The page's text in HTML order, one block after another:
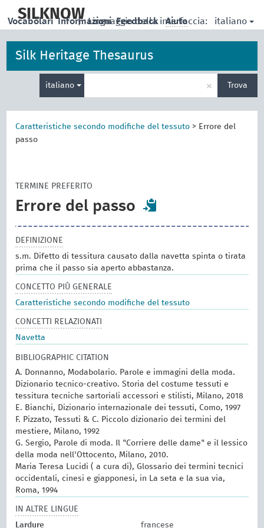
main
SILKNOW
| Linguaggio della interfaccia: italiano
Vocabolari Informazioni Feedback Aiuto
Silk Heritage Thesaurus
italiano
per
la
× Trova
Caratteristiche secondo modifiche del tessuto > Errore del
passo
TERMINE PREFERITO
Errore del passo
DEFINIZIONE
s.m. Difetto di tessitura causato dalla navetta spinta o tirata
prima che il passo sia aperto abbastanza.
CONCETTO PIÙ GENERALE
Caratteristiche secondo modifiche del tessuto
CONCETTI RELAZIONATI
Navetta
BIBLIOGRAPHIC CITATION
A. Donnanno, Modabolario. Parole e immagini della moda.
Dizionario tecnico-creativo. Storia del costume tessuti e
tessitura tecniche sartoriali accessori e stilisti, Milano, 2018
E. Bianchi, Dizionario internazionale dei tessuti, Como, 1997
F. Pizzato, Tessuti & C. Piccolo dizionario dei termini del
mestiere, Milano, 1992
G. Sergio, Parole di moda. Il "Corriere delle dame" e il lessico
della moda nell'Ottocento, Milano, 2010.
Maria Teresa Lucidi ( a cura di), Glossario dei termini tecnici
occidentali, cinesi e giapponesi, in La seta e la sua via,
Roma, 1994
IN ALTRE LINGUE
Lardure
francese